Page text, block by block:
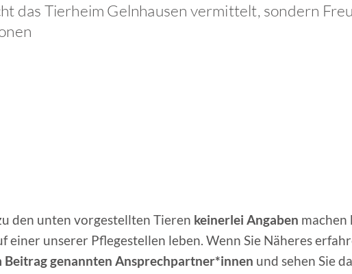
das Tierheim Gelnhausen vermittelt, sondern
den unten vorgestellten Tieren keinerlei Angaben machen
einer unserer Pflegestellen leben. Wenn Sie Näheres
Beitrag genannten Ansprechpartner*innen und sehen Sie